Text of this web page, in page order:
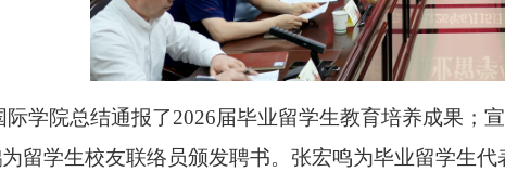
际学院总结通报了2026届毕业留学生教育培养成果；
留学生校友联络员颁发聘书。张宏鸣为毕业留学生代